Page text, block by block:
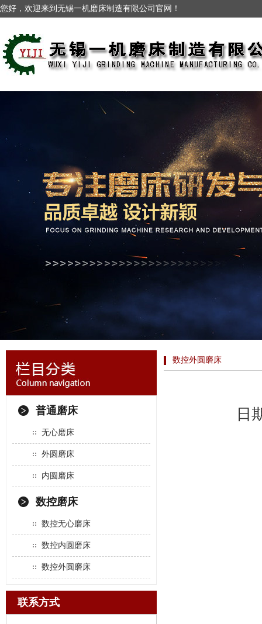
您好，欢迎来到无锡一机磨床制造有限公司官网！
普通磨床
无心磨床
外圆磨床
内圆磨床
数控磨床
数控无心磨床
数控内圆磨床
数控外圆磨床
联系方式
数控外圆磨床
日